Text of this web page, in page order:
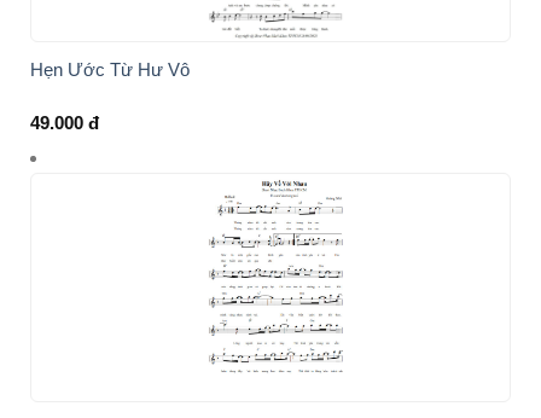
Hẹn Ước Từ Hư Vô
49.000 đ